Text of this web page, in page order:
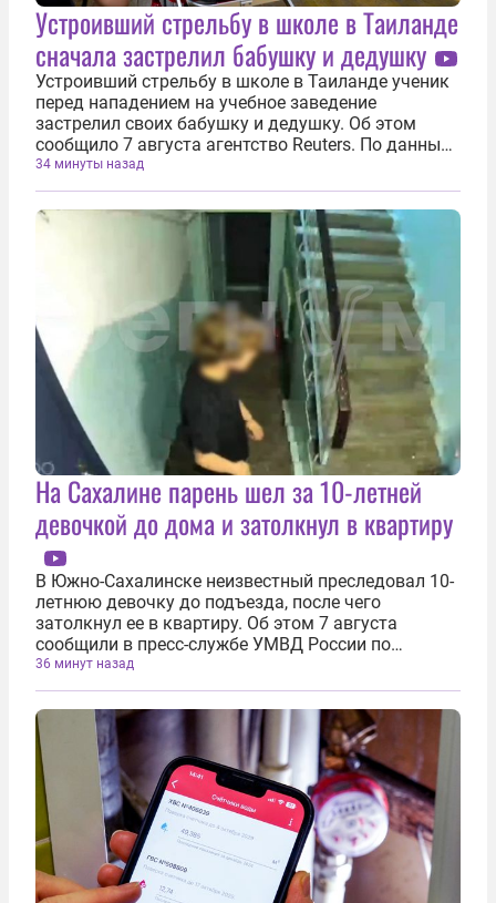
Устроивший стрельбу в школе в Таиланде
сначала застрелил бабушку и дедушку
Устроивший стрельбу в школе в Таиланде ученик
перед нападением на учебное заведение
застрелил своих бабушку и дедушку. Об этом
сообщило 7 августа агентство Reuters. По данным
источника, 15-летний подросток сначала
выстрелил в пожилых родственников, после чего
отправился в школу, где обучаются более...
34 минуты назад
На Сахалине парень шел за 10-летней
девочкой до дома и затолкнул в квартиру
В Южно-Сахалинске неизвестный преследовал 10-
летнюю девочку до подъезда, после чего
затолкнул ее в квартиру. Об этом 7 августа
сообщили в пресс-службе УМВД России по
Сахалинской области. Неизвестный преследовал
девочку от магазина до дома. Он вошел в
подъезд вместе с ней. Когда школьница открыла...
36 минут назад